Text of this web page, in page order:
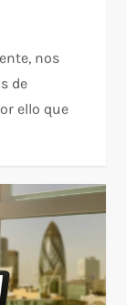
nos
de
ello que